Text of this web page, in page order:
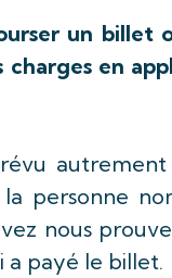
un
charges en
personne
nous
a payé le billet.